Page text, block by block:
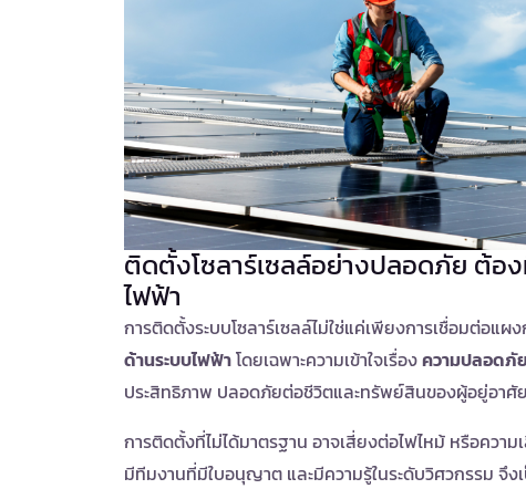
ติดตั้งโซลาร์เซลล์อย่างปลอดภัย ต้อ
ไฟฟ้า
การติดตั้งระบบโซลาร์เซลล์ไม่ใช่แค่เพียงการเชื่อมต่อแ
ด้านระบบไฟฟ้าโดยเฉพาะความเข้าใจเรื่องความปลอดภั
ประสิทธิภาพ ปลอดภัยต่อชีวิตและทรัพย์สินของผู้อยู่อาศั
การติดตั้งที่ไม่ได้มาตรฐาน อาจเสี่ยงต่อไฟไหม้ หรือควา
มีทีมงานที่มีใบอนุญาต และมีความรู้ในระดับวิศวกรรม จึง